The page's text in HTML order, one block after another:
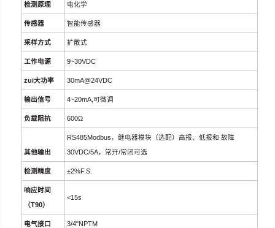
检测原理 电化学
传感器 智能传感器
采样方式 扩散式
工作电源 9~30VDC
zui大功率 30mA@24VDC
输出信号 4~20mA, 可微调
负载阻抗 600Ω
其他输出
RS485Modbus ， 继电器模块（选配）高报、低报和 故障
30VDC/5A， 常开/常闭可选
检测精度 ±2%F.S.
响应时间
（T90）
<15s
电气接口 3/4"NPTM